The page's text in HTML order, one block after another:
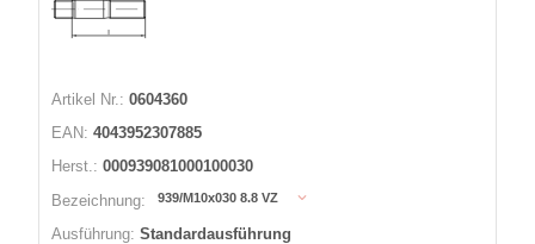
Artikel Nr.: 0604360
EAN: 4043952307885
Herst.: 000939081000100030
Bezeichnung:
939/M10x030 8.8 VZ
Ausführung: Standardausführung